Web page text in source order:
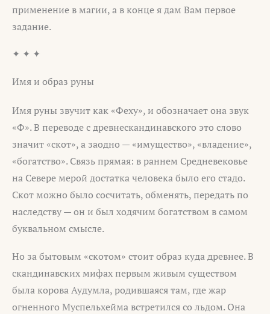
применение в магии, а в конце я дам Вам первое
задание.
✦ ✦ ✦
Имя и образ руны
Имя руны звучит как «Феху», и обозначает она звук
«Ф». В переводе с древнескандинавского это слово
значит «скот», а заодно — «имущество», «владение»,
«богатство». Связь прямая: в раннем Средневековье
на Севере мерой достатка человека было его стадо.
Скот можно было сосчитать, обменять, передать по
наследству — он и был ходячим богатством в самом
буквальном смысле.
Но за бытовым «скотом» стоит образ куда древнее. В
скандинавских мифах первым живым существом
была корова Аудумла, родившаяся там, где жар
огненного Муспельхейма встретился со льдом. Она